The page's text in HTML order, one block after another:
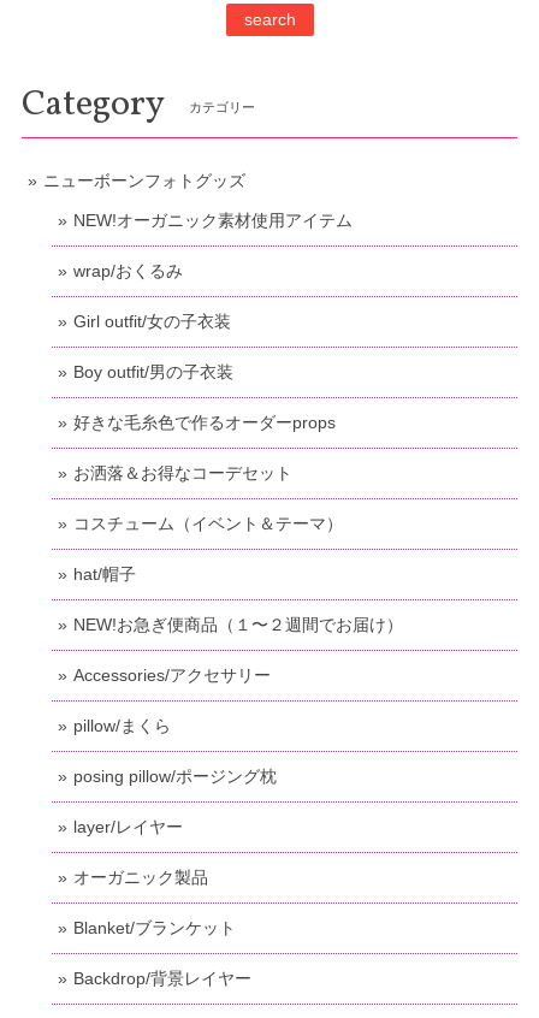
search
Category カテゴリー
ニューボーンフォトグッズ
NEW!オーガニック素材使用アイテム
wrap/おくるみ
Girl outfit/女の子衣装
Boy outfit/男の子衣装
好きな毛糸色で作るオーダーprops
お洒落＆お得なコーデセット
コスチューム（イベント＆テーマ）
hat/帽子
NEW!お急ぎ便商品（１〜２週間でお届け）
Accessories/アクセサリー
pillow/まくら
posing pillow/ポージング枕
layer/レイヤー
オーガニック製品
Blanket/ブランケット
Backdrop/背景レイヤー